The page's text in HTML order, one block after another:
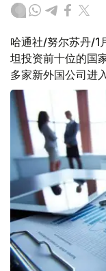
哈通社/努尔苏丹/1
坦投资前十位的国
多家新外国公司进